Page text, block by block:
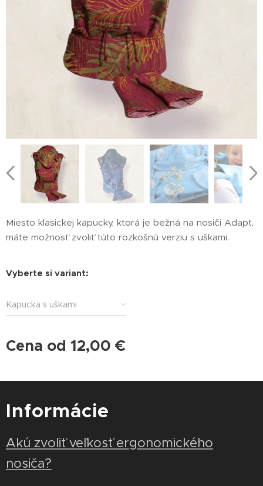
Miesto klasickej kapucky, ktorá je bežná na nosiči Adapt,
máte možnosť zvoliť túto rozkošnú verziu s uškami.
Vyberte si variant:
Kapucka s uškami
Cena od 12,00 €
Informácie
Akú zvoliť veľkosť ergonomického
nosiča?